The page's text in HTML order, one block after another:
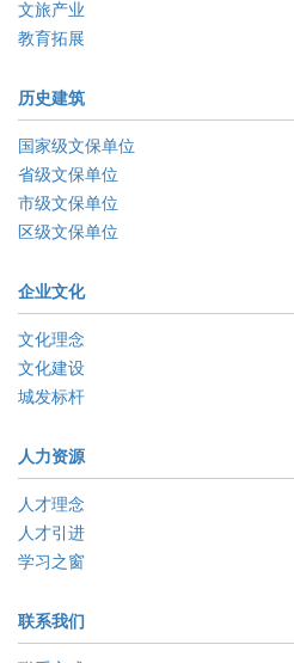
文旅产业
教育拓展
历史建筑
国家级文保单位
省级文保单位
市级文保单位
区级文保单位
企业文化
文化理念
文化建设
城发标杆
人力资源
人才理念
人才引进
学习之窗
联系我们